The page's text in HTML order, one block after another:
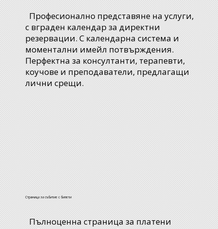
Професионално представяне на услуги,
с вграден календар за директни
резервации. С календарна система и
моментални имейл потвърждения.
Перфектна за консултанти, терапевти,
коучове и преподаватели, предлагащи
лични срещи.
Страница за събитие с билети
Пълноценна страница за платени